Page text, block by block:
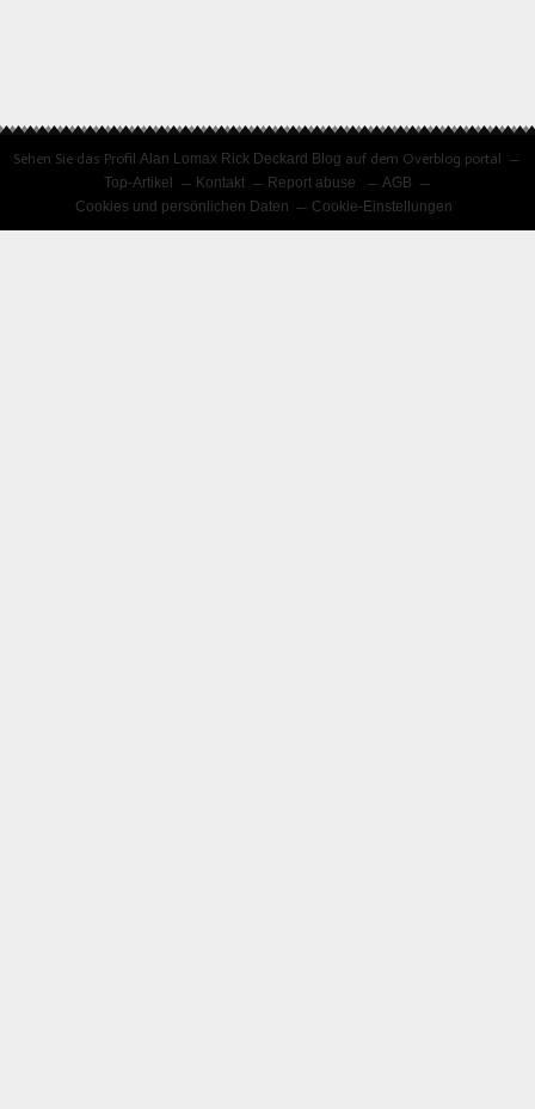
Sehen Sie das ProfilAlan Lomax Rick Deckard Blog auf dem Overblog portal
Top-Artikel
Kontakt Report abuse
AGB
Cookies und persönlichen Daten
Cookie-Einstellungen